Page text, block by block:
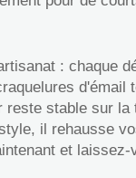
: chaque
stable sur
il rehausse
et laissez-